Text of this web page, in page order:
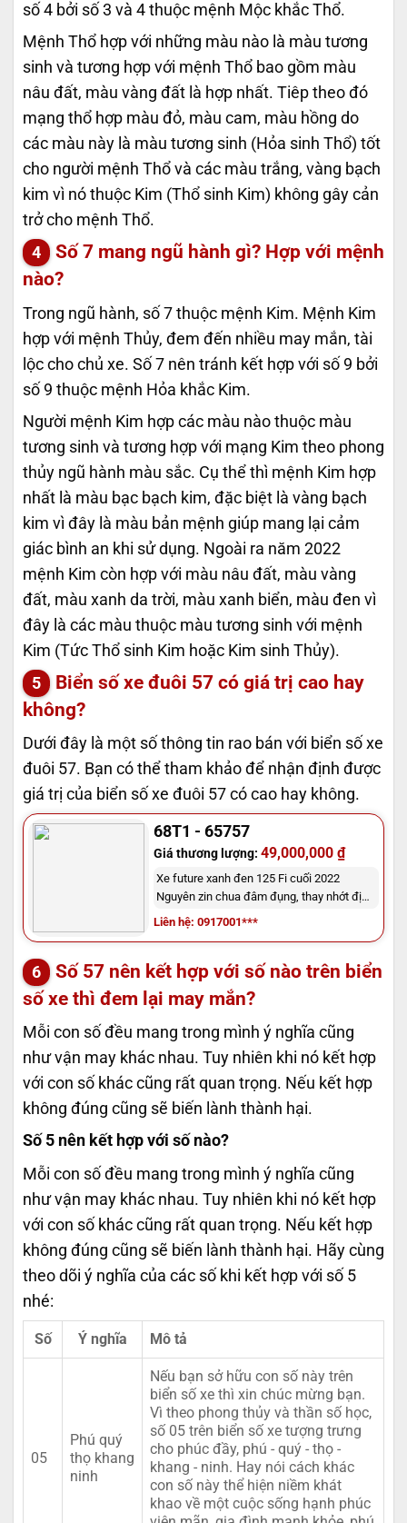
số 4 bởi số 3 và 4 thuộc mệnh Mộc khắc Thổ.
Mệnh Thổ hợp với những màu nào là màu tương
sinh và tương hợp với mệnh Thổ bao gồm màu
nâu đất, màu vàng đất là hợp nhất. Tiêp theo đó
mạng thổ hợp màu đỏ, màu cam, màu hồng do
các màu này là màu tương sinh (Hỏa sinh Thổ) tốt
cho người mệnh Thổ và các màu trắng, vàng bạch
kim vì nó thuộc Kim (Thổ sinh Kim) không gây cản
trở cho mệnh Thổ.
Số 7 mang ngũ hành gì? Hợp với mệnh
nào?
Trong ngũ hành, số 7 thuộc mệnh Kim. Mệnh Kim
hợp với mệnh Thủy, đem đến nhiều may mắn, tài
lộc cho chủ xe. Số 7 nên tránh kết hợp với số 9 bởi
số 9 thuộc mệnh Hỏa khắc Kim.
Người mệnh Kim hợp các màu nào thuộc màu
tương sinh và tương hợp với mạng Kim theo phong
thủy ngũ hành màu sắc. Cụ thể thì mệnh Kim hợp
nhất là màu bạc bạch kim, đặc biệt là vàng bạch
kim vì đây là màu bản mệnh giúp mang lại cảm
giác bình an khi sử dụng. Ngoài ra năm 2022
mệnh Kim còn hợp với màu nâu đất, màu vàng
đất, màu xanh da trời, màu xanh biển, màu đen vì
đây là các màu thuộc màu tương sinh với mệnh
Kim (Tức Thổ sinh Kim hoặc Kim sinh Thủy).
Biển số xe đuôi 57 có giá trị cao hay
không?
Dưới đây là một số thông tin rao bán với biển số xe
đuôi 57. Bạn có thể tham khảo để nhận định được
giá trị của biển số xe đuôi 57 có cao hay không.
68T1 - 65757
Giá thương lượng:49,000,000 ₫
Xe future xanh đen 125 Fi cuối 2022
Nguyên zin chua đâm đụng, thay nhớt định
kỳ,..
Liên hệ: 0917001***
Số 57 nên kết hợp với số nào trên biển
số xe thì đem lại may mắn?
Mỗi con số đều mang trong mình ý nghĩa cũng
như vận may khác nhau. Tuy nhiên khi nó kết hợp
với con số khác cũng rất quan trọng. Nếu kết hợp
không đúng cũng sẽ biến lành thành hại.
Số 5 nên kết hợp với số nào?
Mỗi con số đều mang trong mình ý nghĩa cũng
như vận may khác nhau. Tuy nhiên khi nó kết hợp
với con số khác cũng rất quan trọng. Nếu kết hợp
không đúng cũng sẽ biến lành thành hại. Hãy cùng
theo dõi ý nghĩa của các số khi kết hợp với số 5
nhé:
Số Ý nghĩa Mô tả
05
Phú quý
thọ khang
ninh
Nếu bạn sở hữu con số này trên
biển số xe thì xin chúc mừng bạn.
Vì theo phong thủy và thần số học,
số 05 trên biển số xe tượng trưng
cho phúc đầy, phú - quý - thọ -
khang - ninh. Hay nói cách khác
con số này thể hiện niềm khát
khao về một cuộc sống hạnh phúc